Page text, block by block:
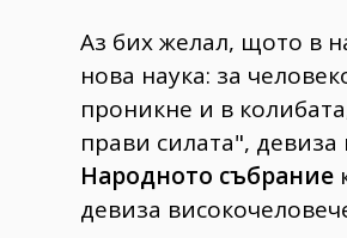
Аз бих желал, щото в
нова наука: за
проникне и в
прави силата", девиза
Народното събрание
девиза